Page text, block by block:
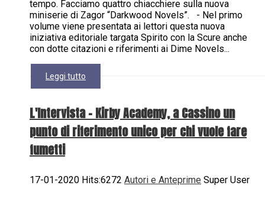
tempo. Facciamo quattro chiacchiere sulla nuova
miniserie di Zagor “Darkwood Novels”. - Nel primo
volume viene presentata ai lettori questa nuova
iniziativa editoriale targata Spirito con la Scure anche
con dotte citazioni e riferimenti ai Dime Novels...
Leggi tutto
L'Intervista - Kirby Academy, a Cassino un
punto di riferimento unico per chi vuole fare
fumetti
17-01-2020 Hits:6272 Autori e Anteprime Super User